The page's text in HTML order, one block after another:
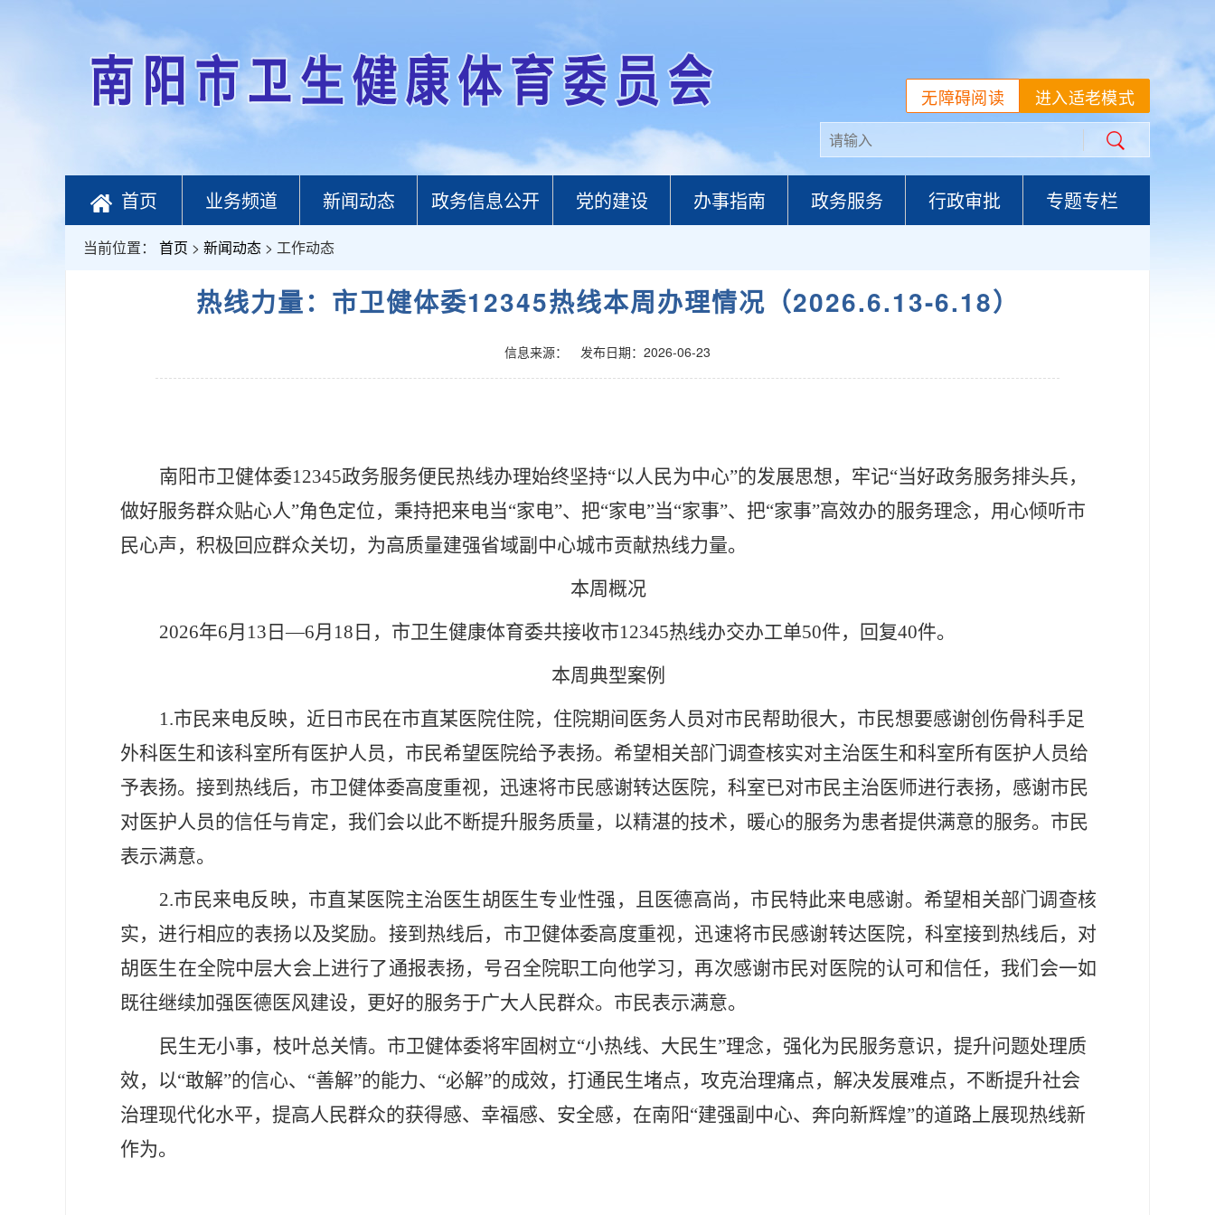
进入适老模式
无障碍阅读
首页 业务频道 新闻动态 政务信息公开 党的建设 办事指南 政务服务 行政审批 专题专栏
当前位置： 首页 > 新闻动态 > 工作动态
热线力量：市卫健体委12345热线本周办理情况（2026.6.13-6.18）
信息来源： 发布日期：2026-06-23
南阳市卫健体委12345政务服务便民热线办理始终坚持“以人民为中心”的发展思想，牢记“当好政务服务排头兵，
做好服务群众贴心人”角色定位，秉持把来电当“家电”、把“家电”当“家事”、把“家事”高效办的服务理念，用心倾听市
民心声，积极回应群众关切，为高质量建强省域副中心城市贡献热线力量。
本周概况
2026年6月13日—6月18日，市卫生健康体育委共接收市12345热线办交办工单50件，回复40件。
本周典型案例
1.市民来电反映，近日市民在市直某医院住院，住院期间医务人员对市民帮助很大，市民想要感谢创伤骨科手足
外科医生和该科室所有医护人员，市民希望医院给予表扬。希望相关部门调查核实对主治医生和科室所有医护人员给
予表扬。接到热线后，市卫健体委高度重视，迅速将市民感谢转达医院，科室已对市民主治医师进行表扬，感谢市民
对医护人员的信任与肯定，我们会以此不断提升服务质量，以精湛的技术，暖心的服务为患者提供满意的服务。市民
表示满意。
2.市民来电反映，市直某医院主治医生胡医生专业性强，且医德高尚，市民特此来电感谢。希望相关部门调查核
实，进行相应的表扬以及奖励。接到热线后，市卫健体委高度重视，迅速将市民感谢转达医院，科室接到热线后，对
胡医生在全院中层大会上进行了通报表扬，号召全院职工向他学习，再次感谢市民对医院的认可和信任，我们会一如
既往继续加强医德医风建设，更好的服务于广大人民群众。市民表示满意。
民生无小事，枝叶总关情。市卫健体委将牢固树立“小热线、大民生”理念，强化为民服务意识，提升问题处理质
效，以“敢解”的信心、“善解”的能力、“必解”的成效，打通民生堵点，攻克治理痛点，解决发展难点，不断提升社会
治理现代化水平，提高人民群众的获得感、幸福感、安全感，在南阳“建强副中心、奔向新辉煌”的道路上展现热线新
作为。